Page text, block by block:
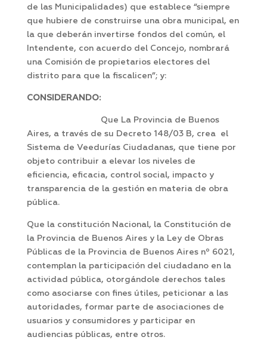
de las Municipalidades) que establece “siempre
que hubiere de construirse una obra municipal, en
la que deberán invertirse fondos del común, el
Intendente, con acuerdo del Concejo, nombrará
una Comisión de propietarios electores del
distrito para que la fiscalicen”; y:
CONSIDERANDO:
Que La Provincia de Buenos
Aires, a través de su Decreto 148/03 B, crea el
Sistema de Veedurías Ciudadanas, que tiene por
objeto contribuir a elevar los niveles de
eficiencia, eficacia, control social, impacto y
transparencia de la gestión en materia de obra
pública.
Que la constitución Nacional, la Constitución de
la Provincia de Buenos Aires y la Ley de Obras
Públicas de la Provincia de Buenos Aires nº 6021,
contemplan la participación del ciudadano en la
actividad pública, otorgándole derechos tales
como asociarse con fines útiles, peticionar a las
autoridades, formar parte de asociaciones de
usuarios y consumidores y participar en
audiencias públicas, entre otros.